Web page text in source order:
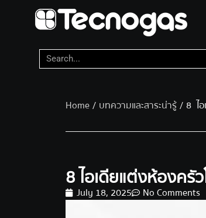
Home/ บทความและสาระน่ารู้/ 8 ไอ
8 ไอเดียแต่งห้องค
July 18, 2025 No Comments